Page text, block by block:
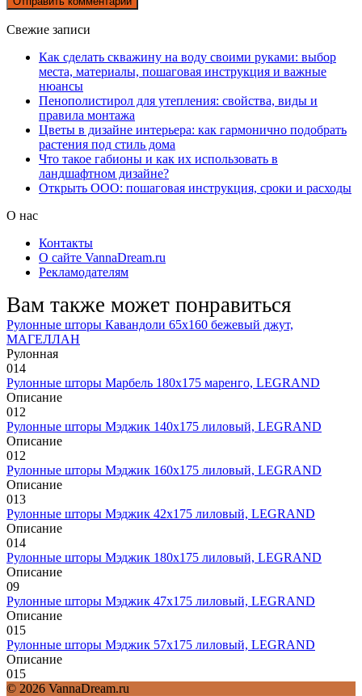
Свежие записи
Как сделать скважину на воду своими руками: выбор
места, материалы, пошаговая инструкция и важные
нюансы
Пенополистирол для утепления: свойства, виды и
правила монтажа
Цветы в дизайне интерьера: как гармонично подобрать
растения под стиль дома
Что такое габионы и как их использовать в
ландшафтном дизайне?
Открыть ООО: пошаговая инструкция, сроки и расходы
О нас
Контакты
О сайте VannaDream.ru
Рекламодателям
Вам также может понравиться
Рулонные шторы Кавандоли 65х160 бежевый джут,
МАГЕЛЛАН
Рулонная
014
Рулонные шторы Марбель 180х175 маренго, LEGRAND
Описание
012
Рулонные шторы Мэджик 140х175 лиловый, LEGRAND
Описание
012
Рулонные шторы Мэджик 160х175 лиловый, LEGRAND
Описание
013
Рулонные шторы Мэджик 42х175 лиловый, LEGRAND
Описание
014
Рулонные шторы Мэджик 180х175 лиловый, LEGRAND
Описание
09
Рулонные шторы Мэджик 47х175 лиловый, LEGRAND
Описание
015
Рулонные шторы Мэджик 57х175 лиловый, LEGRAND
Описание
015
© 2026 VannaDream.ru